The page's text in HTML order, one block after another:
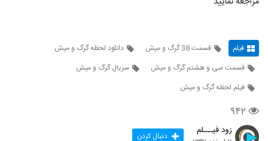
فیلم قسمت 38 گرگ و میش
دانلود لحظه گرگ و میش
قسمت سی و هشتم گرگ و میش
سریال گرگ و میش
فیلم لحظه گرگ و میش
۹۴۲
زود فیـــلم دنبال کردن